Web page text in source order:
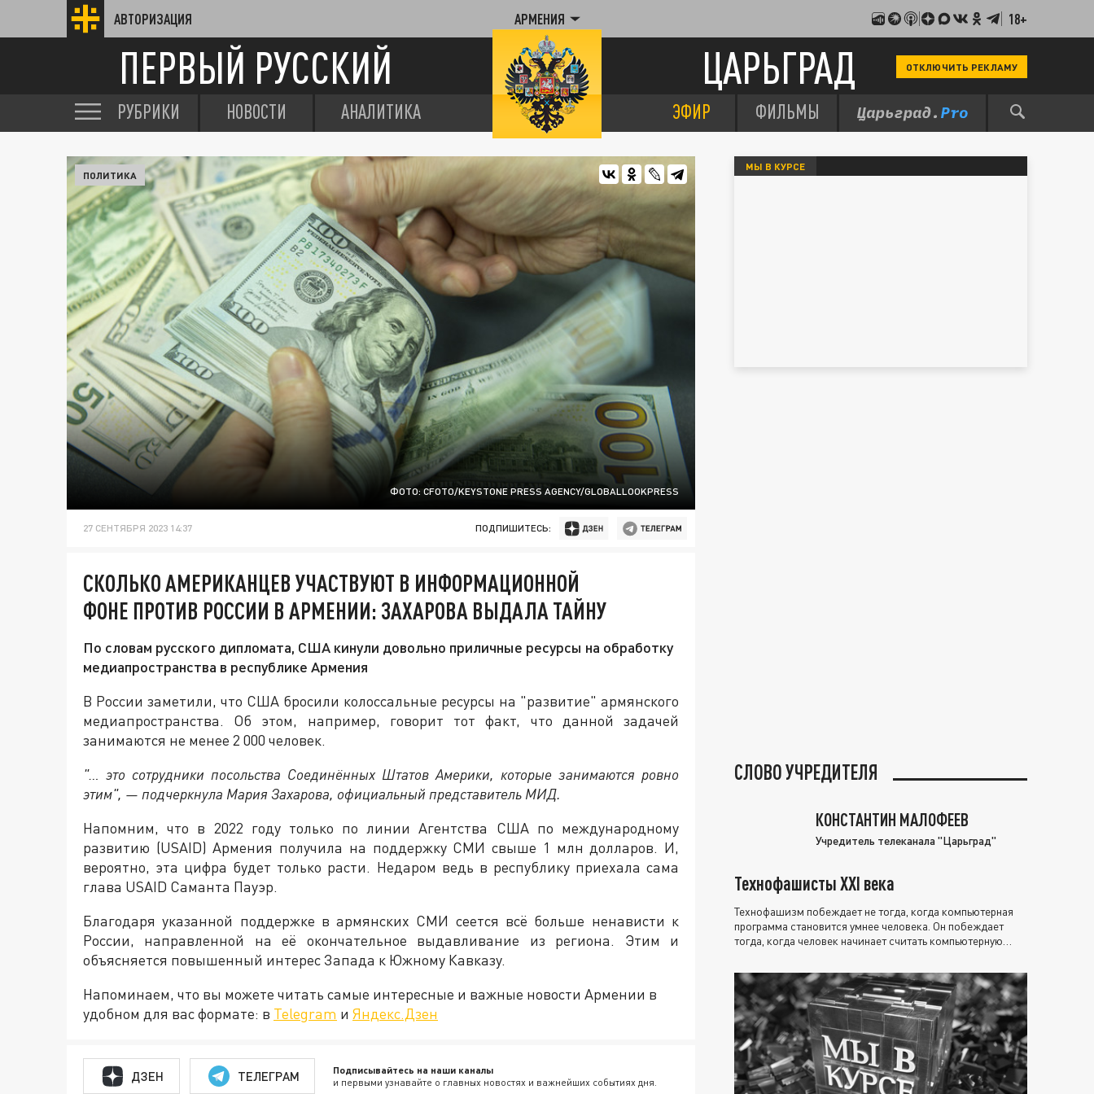
АВТОРИЗАЦИЯ АРМЕНИЯ 18+
ПЕРВЫЙ РУССКИЙ ЦАРЬГРАД ОТКЛЮЧИТЬ РЕКЛАМУ
РУБРИКИ НОВОСТИ АНАЛИТИКА ЭФИР ФИЛЬМЫ
ФОТО: CFOTO/KEYSTONE PRESS AGENCY/GLOBALLOOKPRESS
ПОЛИТИКА
27 СЕНТЯБРЯ 2023 14:37 ПОДПИШИТЕСЬ:
СКОЛЬКО АМЕРИКАНЦЕВ УЧАСТВУЮТ В ИНФОРМАЦИОННОЙ
ФОНЕ ПРОТИВ РОССИИ В АРМЕНИИ: ЗАХАРОВА ВЫДАЛА ТАЙНУ
По словам русского дипломата, США кинули довольно приличные ресурсы на обработку
медиапространства в республике Армения
В России заметили, что США бросили колоссальные ресурсы на "развитие" армянского
медиапространства. Об этом, например, говорит тот факт, что данной задачей
занимаются не менее 2 000 человек.
"… это сотрудники посольства Соединённых Штатов Америки, которые занимаются ровно
этим", — подчеркнула Мария Захарова, официальный представитель МИД.
Напомним, что в 2022 году только по линии Агентства США по международному
развитию (USAID) Армения получила на поддержку СМИ свыше 1 млн долларов. И,
вероятно, эта цифра будет только расти. Недаром ведь в республику приехала сама
глава USAID Саманта Пауэр.
Благодаря указанной поддержке в армянских СМИ сеется всё больше ненависти к
России, направленной на её окончательное выдавливание из региона. Этим и
объясняется повышенный интерес Запада к Южному Кавказу.
Напоминаем, что вы можете читать самые интересные и важные новости Армении в
удобном для вас формате: в Telegram и Яндекс.Дзен
ДЗЕН ТЕЛЕГРАМ Подписывайтесь на наши каналы
и первыми узнавайте о главных новостях и важнейших событиях дня.
МЫ В КУРСЕ
СЛОВО УЧРЕДИТЕЛЯ
КОНСТАНТИН МАЛОФЕЕВ
Учредитель телеканала "Царьград"
Технофашисты XXI века
Технофашизм побеждает не тогда, когда компьютерная
программа становится умнее человека. Он побеждает
тогда, когда человек начинает считать компьютерную